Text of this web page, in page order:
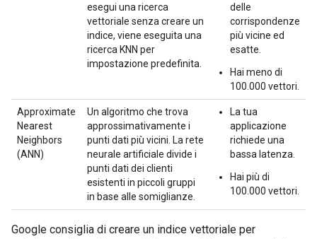
esegui una ricerca
vettoriale senza creare un
indice, viene eseguita una
ricerca KNN per
impostazione predefinita.
delle
corrispondenze
più vicine ed
esatte.
Hai meno di
100.000 vettori.
Approximate
Nearest
Neighbors
(ANN)
Un algoritmo che trova
approssimativamente i
punti dati più vicini. La rete
neurale artificiale divide i
punti dati dei clienti
esistenti in piccoli gruppi
in base alle somiglianze.
La tua
applicazione
richiede una
bassa latenza.
Hai più di
100.000 vettori.
Google consiglia di creare un indice vettoriale per